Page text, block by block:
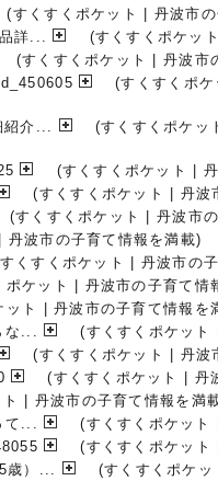
(すくすくポケット | 丹波市
詳...
(すくすくポケッ
(すくすくポケット | 丹波市
(すくすくポ
紹介...
(すくすくポケッ
(すくすくポケット |
(すくすくポケット | 丹波
(すくすくポケット | 丹波市
波市の子育て情報を満載)
くすくポケット | 丹波市の
ポケット | 丹波市の子育て情
ット | 丹波市の子育て情報を
な...
(すくすくポケット
(すくすくポケット | 丹波
(すくすくポケット | 丹
| 丹波市の子育て情報を満
て...
(すくすくポケット
(すくすくポケット
歳）...
(すくすくポケ